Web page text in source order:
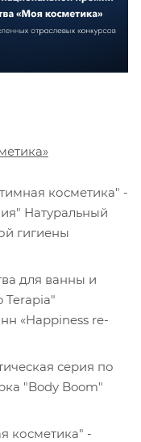
косметика" -
Натуральный
гигиены
для ванны и
Terapia"
«Happiness re-
серия по
"Body Boom"
косметика" -